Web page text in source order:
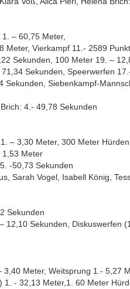
– 60,75 Meter,
Meter, Vierkampf 11.- 2589
Sekunden, 100 Meter 19. –
Sekunden, Speerwerfen
Sekunden, Siebenkampf-
4.- 49,78 Sekunden
– 3,30 Meter, 300 Meter
1,53 Meter
-50,73 Sekunden
Sarah Vogel, Isabell König,
Sekunden
12,10 Sekunden, Diskuswerfen
Meter, Weitsprung 1.- 5,27
1. - 32,13 Meter,1. 60 Meter